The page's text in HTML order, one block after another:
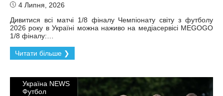
4 Липня, 2026
Дивитися всі матчі 1/8 фіналу Чемпіонату світу з футболу
2026 року в Україні можна наживо на медіасервісі MEGOGO
1/8 фіналу:…
Читати більше ❯
Україна NEWS
Футбол